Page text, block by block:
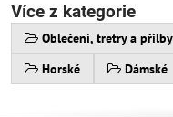
Více z kategorie
Oblečení, tretry a přilby
Horské
Dámské